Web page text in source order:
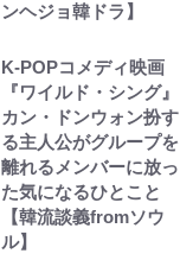
ンヘジョ韓ドラ】
K-POPコメディ映画
『ワイルド・シング』
カン・ドンウォン扮す
る主人公がグループを
離れるメンバーに放っ
た気になるひとこと
【韓流談義fromソウ
ル】